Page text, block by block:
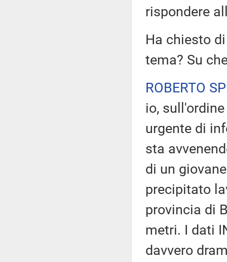
rispondere
Ha chiesto
tema? Su
ROBERTO
io,
urgente di
sta
di un
precipitato
provincia di
metri. I dati
davvero